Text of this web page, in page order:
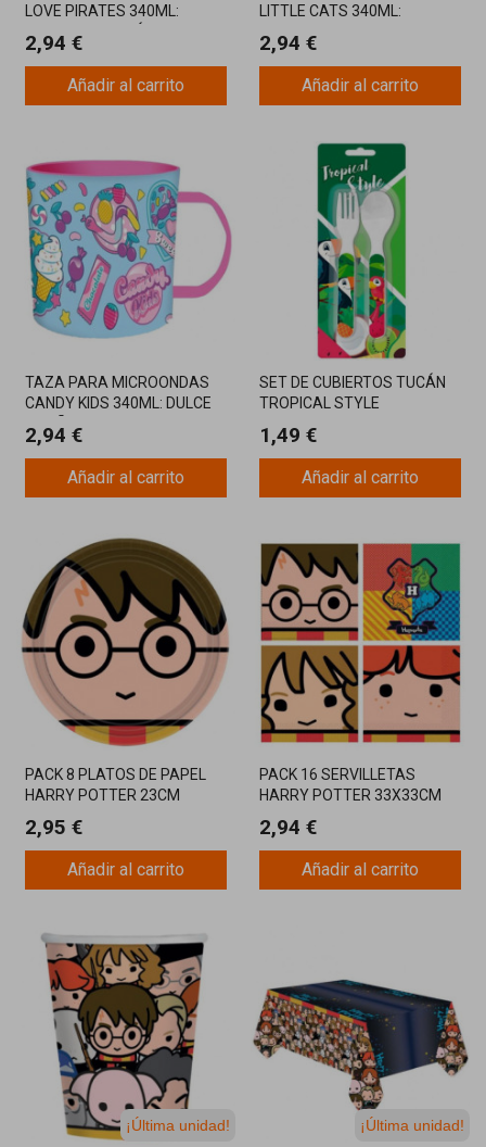
LOVE PIRATES 340ML:
2,94 €
Añadir al carrito
LITTLE CATS 340ML:
FUNCIONALIDAD
2,94 €
Añadir al carrito
TAZA PARA MICROONDAS
CANDY KIDS 340ML: DULCE
2,94 €
Añadir al carrito
SET DE CUBIERTOS TUCÁN
TROPICAL STYLE
1,49 €
Añadir al carrito
PACK 8 PLATOS DE PAPEL
HARRY POTTER 23CM
2,95 €
Añadir al carrito
PACK 16 SERVILLETAS
HARRY POTTER 33X33CM
2,94 €
Añadir al carrito
¡Última unidad! ¡Última unidad!